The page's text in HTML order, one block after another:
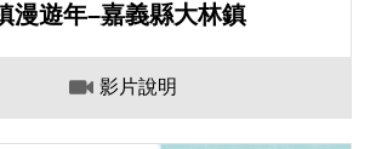
漫遊年–嘉義縣大林鎮
影片說明